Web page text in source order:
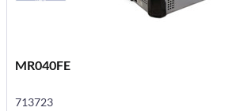
MR040FE
713723